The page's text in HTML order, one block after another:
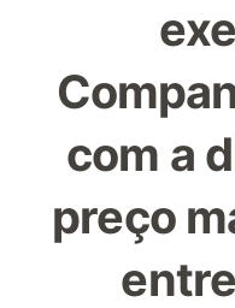
com a
preço